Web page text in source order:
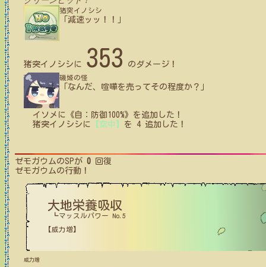
猪突イノシシ
「減速ッッ！！」
猪突イノシシ に 353 のダメージ！
磯姫の怪
「なんだ、喧嘩を売ってその程度か？」
イソメ に 《自：防御100%》 を追加した！
猪突イノシシ に 【空中】 を 4追加した！
ゼモガウムのSPが 0 回復
ゼモガウムの行動！
大地栄養吸収
┗マッスルパワー No.5
【威力増】
威力増